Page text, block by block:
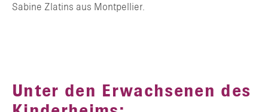
Sabine Zlatins aus Montpellier.
Unter den Erwachsenen des